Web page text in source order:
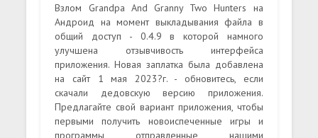
Взлом Grandpa And Granny Two Hunters на
Андроид на момент выкладывания файла в
общий доступ - 0.4.9 в которой намного
улучшена отзывчивость интерфейса
приложения. Новая заплатка была добавлена
на сайт 1 мая 2023?г. - обновитесь, если
скачали дедовскую версию приложения.
Предлагайте свой вариант приложения, чтобы
первыми получить новоиспеченные игры и
программы отправленные нашими